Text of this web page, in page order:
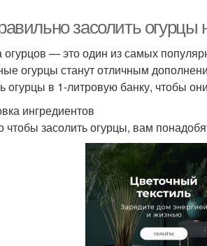
засолить
огурцов — это один из самых
огурцы станут отличным
огурцы в 1-литровую банку, чтобы
ингредиентов
чтобы засолить огурцы, вам